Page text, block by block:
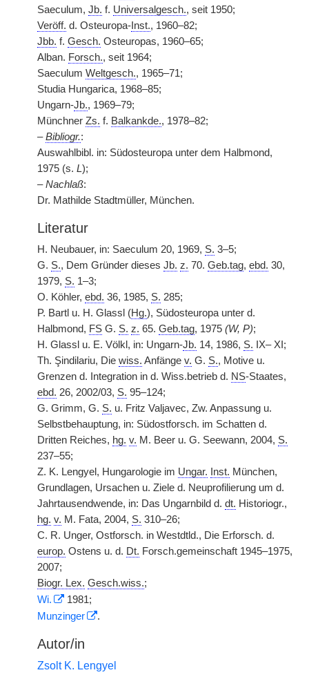
Saeculum, Jb. f. Universalgesch., seit 1950;
Veröff. d. Osteuropa- Inst., 1960–82;
Jbb. f. Gesch. Osteuropas, 1960–65;
Alban. Forsch., seit 1964;
Saeculum Weltgesch., 1965–71;
Studia Hungarica, 1968–85;
Ungarn-Jb., 1969–79;
Münchner Zs. f. Balkankde., 1978–82;
–Bibliogr.:
Auswahlbibl. in: Südosteuropa unter dem Halbmond,
1975 (s. L);
–Nachlaß:
Dr. Mathilde Stadtmüller, München.
Literatur
H. Neubauer, in: Saeculum 20, 1969, S. 3–5;
G. S., Dem Gründer dieses Jb. z. 70. Geb.tag, ebd. 30,
1979, S. 1–3;
O. Köhler, ebd. 36, 1985, S. 285;
P. Bartl u. H. Glassl (Hg.), Südosteuropa unter d.
Halbmond, FS G. S. z. 65. Geb.tag, 1975 (W, P);
H. Glassl u. E. Völkl, in: Ungarn-Jb. 14, 1986, S. IX– XI;
Th. Şindilariu, Die wiss. Anfänge v. G. S., Motive u.
Grenzen d. Integration in d. Wiss.betrieb d. NS-Staates,
ebd. 26, 2002/03, S. 95–124;
G. Grimm, G. S. u. Fritz Valjavec, Zw. Anpassung u.
Selbstbehauptung, in: Südostforsch. im Schatten d.
Dritten Reiches, hg. v. M. Beer u. G. Seewann, 2004, S.
237–55;
Z. K. Lengyel, Hungarologie im Ungar. Inst. München,
Grundlagen, Ursachen u. Ziele d. Neuprofilierung um d.
Jahrtausendwende, in: Das Ungarnbild d. dt. Historiogr.,
hg. v. M. Fata, 2004, S. 310–26;
C. R. Unger, Ostforsch. in Westdtld., Die Erforsch. d.
europ. Ostens u. d. Dt. Forsch.gemeinschaft 1945–1975,
2007;
Biogr. Lex. Gesch.wiss.;
Wi.
1981;
Munzinger
.
Autor/in
Zsolt K. Lengyel